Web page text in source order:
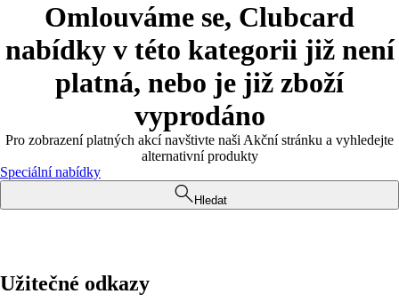
Omlouváme se, Clubcard
nabídky v této kategorii již není
platná, nebo je již zboží
vyprodáno
Pro zobrazení platných akcí navštivte naši Akční stránku a vyhledejte
alternativní produkty
Speciální nabídky
Hledat
Užitečné odkazy